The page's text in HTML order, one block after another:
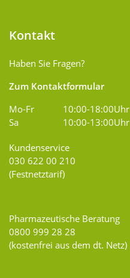
Kontakt
Haben Sie Fragen?
Zum Kontaktformular
Mo-Fr
10:00-18:00Uhr
Sa
10:00-13:00Uhr
Kundenservice
030 622 00 210
(Festnetztarif)
Pharmazeutische Beratung
0800 999 28 28
(kostenfrei aus dem dt. Netz)